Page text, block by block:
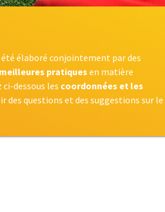
été élaboré conjointement par des
pratiques en matière
dessous les coordonnées et les
des questions et des suggestions sur le